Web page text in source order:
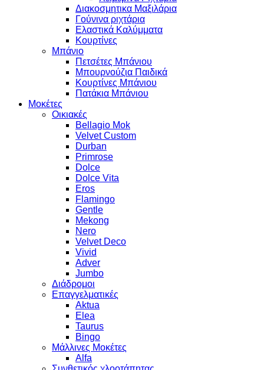
Διακοσμητικα Μαξιλάρια
Γούνινα ριχτάρια
Ελαστικά Καλύμματα
Κουρτίνες
Μπάνιο
Πετσέτες Μπάνιου
Μπουρνούζια Παιδικά
Κουρτίνες Μπάνιου
Πατάκια Μπάνιου
Μοκέτες
Οικιακές
Bellagio Mok
Velvet Custom
Durban
Primrose
Dolce
Dolce Vita
Eros
Flamingo
Gentle
Mekong
Nero
Velvet Deco
Vivid
Adver
Jumbo
Διάδρομοι
Επαγγελματικές
Aktua
Elea
Taurus
Bingo
Μάλλινες Μοκέτες
Alfa